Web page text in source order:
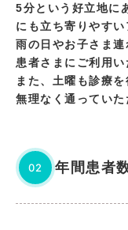
5分という好立地に
にも立ち寄りやすい
雨の日やお子さま
患者さまにご利用い
また、土曜も診療
無理なく通っていた
02 年間患者